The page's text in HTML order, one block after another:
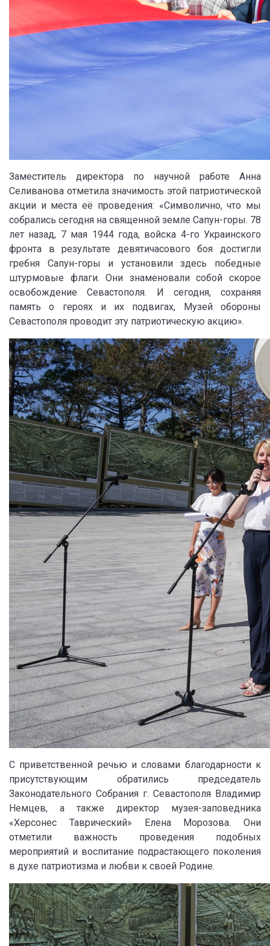
Заместитель директора по научной работе Анна
Селиванова отметила значимость этой патриотической
акции и места её проведения: «Символично, что мы
собрались сегодня на священной земле Сапун-горы. 78
лет назад, 7 мая 1944 года, войска 4-го Украинского
фронта в результате девятичасового боя достигли
гребня Сапун-горы и установили здесь победные
штурмовые флаги. Они знаменовали собой скорое
освобождение Севастополя. И сегодня, сохраняя
память о героях и их подвигах, Музей обороны
Севастополя проводит эту патриотическую акцию».
С приветственной речью и словами благодарности к
присутствующим обратились председатель
Законодательного Собрания г. Севастополя Владимир
Немцев, а также директор музея-заповедника
«Херсонес Таврический» Елена Морозова. Они
отметили важность проведения подобных
мероприятий и воспитание подрастающего поколения
в духе патриотизма и любви к своей Родине.